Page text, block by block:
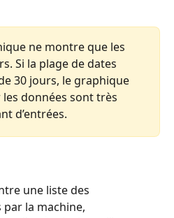
ne montre que les
Si la plage de dates
30 jours, le graphique
les données sont très
d’entrées.
une liste des
la machine,